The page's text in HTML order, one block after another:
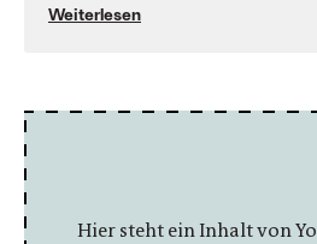
Weiterlesen
Hier steht ein Inhalt von